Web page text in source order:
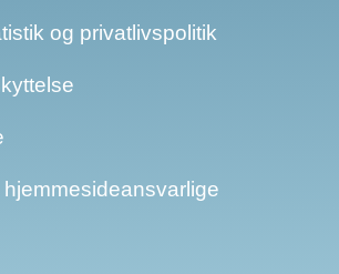
og privatlivspolitik